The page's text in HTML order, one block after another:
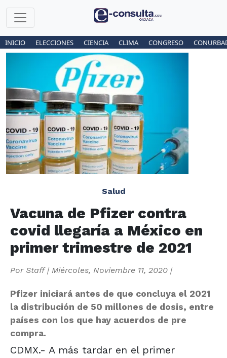
INICIO ELECCIONES CIENCIA CLIMA CONGRESO
Salud
Vacuna de Pfizer contra
covid llegaría a México en
primer trimestre de 2021
Por Staff| Miércoles, Noviembre 11, 2020 |
Pfizer iniciará antes de que concluya el 2021
la distribución de 50 millones de dosis, entre
países con los que hay acuerdos de pre
compra.
CDMX.- A más tardar en el primer